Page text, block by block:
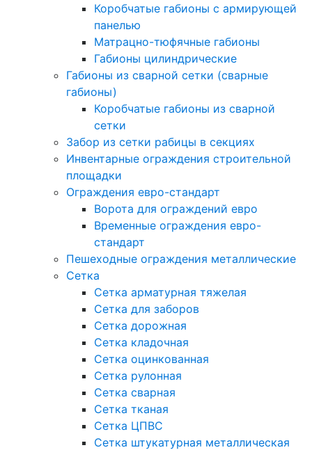
Коробчатые габионы с армирующей
панелью
Матрацно-тюфячные габионы
Габионы цилиндрические
Габионы из сварной сетки (сварные
габионы)
Коробчатые габионы из сварной
сетки
Забор из сетки рабицы в секциях
Инвентарные ограждения строительной
площадки
Ограждения евро-стандарт
Ворота для ограждений евро
Временные ограждения евро-
стандарт
Пешеходные ограждения металлические
Сетка
Сетка арматурная тяжелая
Сетка для заборов
Сетка дорожная
Сетка кладочная
Сетка оцинкованная
Сетка рулонная
Сетка сварная
Сетка тканая
Сетка ЦПВС
Сетка штукатурная металлическая